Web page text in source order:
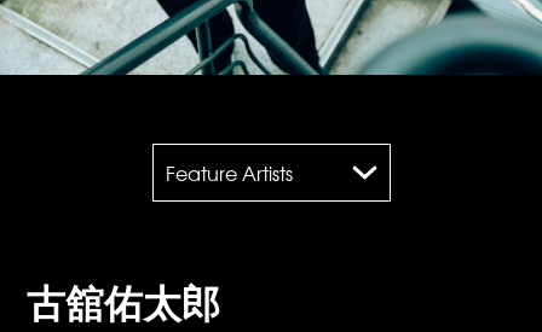
Feature Artists
古舘佑太郎